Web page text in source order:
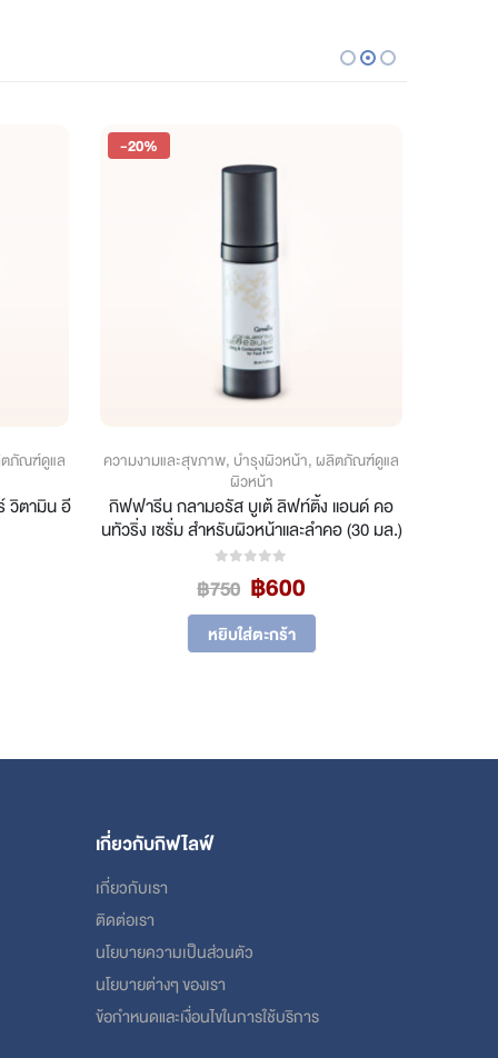
ภัณฑ์ดูแล
วิตามิน อี
-20%
ความงามและสุขภาพ, บำรุงผิวหน้า, ผลิตภัณฑ์ดูแล
ผิวหน้า
กิฟฟารีน กลามอรัส บูเต้ ลิฟท์ติ้ง แอนด์ คอ
นทัวริ่ง เซรั่ม สำหรับผิวหน้าและลำคอ (30 มล.)
฿750 Original
price
was:
฿750.
฿600Current
price
฿600.
หยิบใส่ตะกร้า
เกี่ยวกับกิฟไลฟ์
เกี่ยวกับเรา
ติดต่อเรา
นโยบายความเป็นส่วนตัว
นโยบายต่างๆ ของเรา
ข้อกําหนดและเงื่อนไขในการใช้บริการ